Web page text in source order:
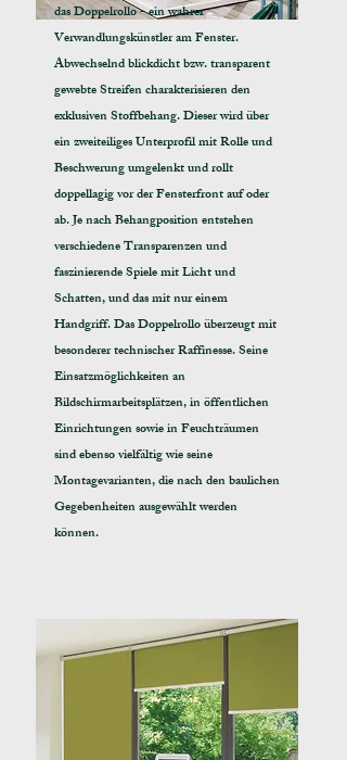
das Doppelrollo - ein wahrer
Verwandlungskünstler am Fenster.
Abwechselnd blickdicht bzw. transparent
gewebte Streifen charakterisieren den
exklusiven Stoffbehang. Dieser wird über
ein zweiteiliges Unterprofil mit Rolle und
Beschwerung umgelenkt und rollt
doppellagig vor der Fensterfront auf oder
ab. Je nach Behangposition entstehen
verschiedene Transparenzen und
faszinierende Spiele mit Licht und
Schatten, und das mit nur einem
Handgriff. Das Doppelrollo überzeugt mit
besonderer technischer Raffinesse. Seine
Einsatzmöglichkeiten an
Bildschirmarbeitsplätzen, in öffentlichen
Einrichtungen sowie in Feuchträumen
sind ebenso vielfältig wie seine
Montagevarianten, die nach den baulichen
Gegebenheiten ausgewählt werden
können.